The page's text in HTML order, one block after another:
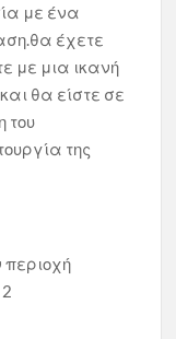
με ένα
έχετε
με μια ικανή
θα είστε σε
του
της
περιοχή